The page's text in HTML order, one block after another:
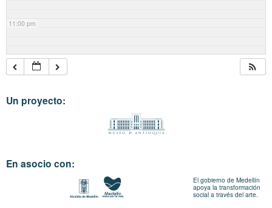
11:00 pm
Un proyecto:
En asocio con:
El gobierno de Medellín
apoya la transformación
social a través del arte.